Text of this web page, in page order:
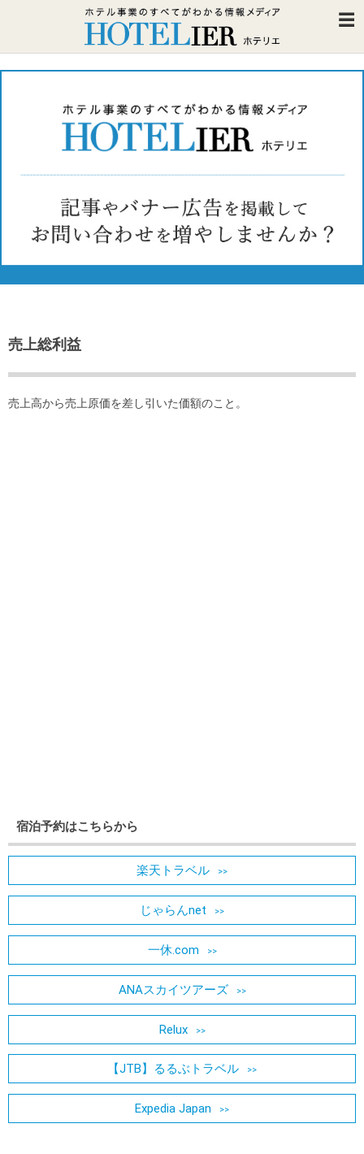
売上総利益
売上高から売上原価を差し引いた価額のこと。
宿泊予約はこちらから
楽天トラベル
じゃらんnet
一休.com
ANAスカイツアーズ
Relux
【JTB】るるぶトラベル
Expedia Japan